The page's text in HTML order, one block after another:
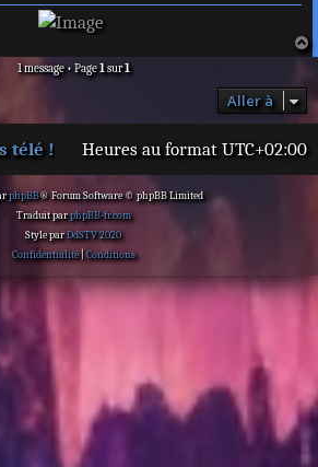
a
1 message • Page1sur1
Aller à
télé ! Heures au format UTC+02:00
phpBB® Forum Software © phpBB Limited
Traduit parphpBB-fr.com
Style parDdSTV 2020
Confidentialité|Conditions